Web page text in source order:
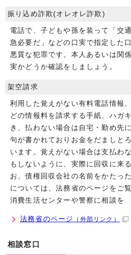
振り込め詐欺(オレオレ詐欺)
電話で、子どもや孫を装って「交
急必要だ」などの口実で指定した
悪質な犯罪です。本人あるいは関
実かどうか確認をしましょう。
架空請求
利用した覚えがない有料電話情報
どの情報料を請求する手紙、ハガ
き、払わない場合は自宅・勤め先
句が書かれておりお金をだましと
います。覚えがない場合は支払わ
もしないように、実際に回収に来
お、債権回収会社の名前をかたっ
については、法務省のページをご
消費生活センターや警察に相談を
法務省のページ （外部リンク）
相談窓口